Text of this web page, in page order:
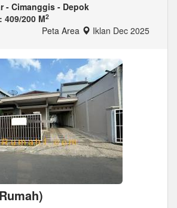
- Cimanggis - Depok
409/200 M2
Peta Area Iklan Dec 2025